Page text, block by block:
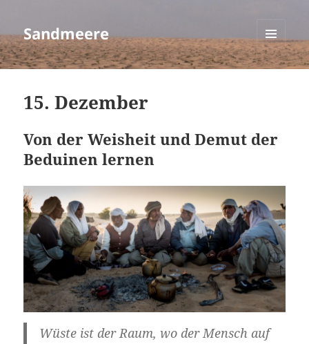
Sandmeere
MENÜ
UND
15. Dezember
Von der Weisheit und Demut der
Beduinen lernen
Wüste ist der Raum, wo der Mensch auf